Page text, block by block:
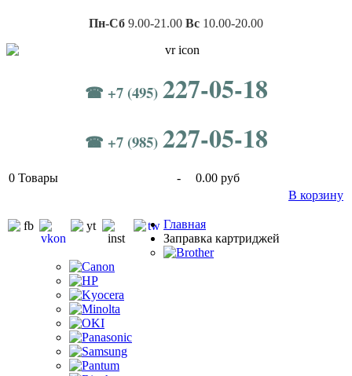
Пн-Сб 9.00-21.00 Вс 10.00-20.00
☎ +7 (495) 227-05-18
☎ +7 (985) 227-05-18
0 Товары -
0.00 руб
В корзину
Главная
Заправка картриджей